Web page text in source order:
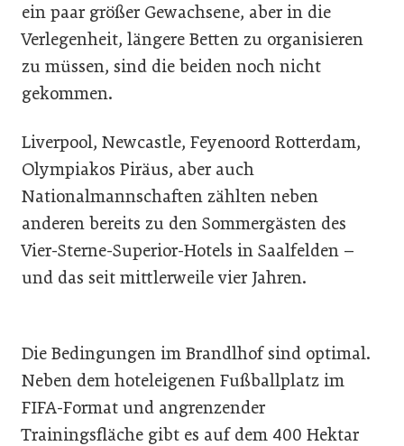
ein paar größer Gewachsene, aber in die
Verlegenheit, längere Betten zu organisieren
zu müssen, sind die beiden noch nicht
gekommen.
Liverpool, Newcastle, Feyenoord Rotterdam,
Olympiakos Piräus, aber auch
Nationalmannschaften zählten neben
anderen bereits zu den Sommergästen des
Vier-Sterne-Superior-Hotels in Saalfelden –
und das seit mittlerweile vier Jahren.
Die Bedingungen im Brandlhof sind optimal.
Neben dem hoteleigenen Fußballplatz im
FIFA-Format und angrenzender
Trainingsfläche gibt es auf dem 400 Hektar